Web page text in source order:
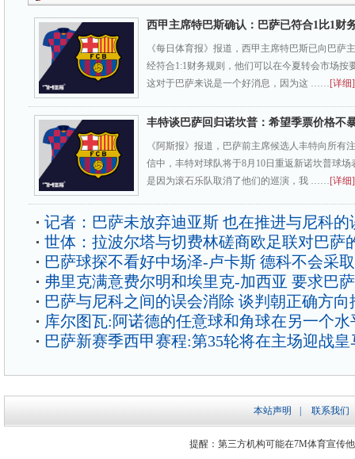
西甲主席特巴斯确认：巴萨已符合1比1财
《每日体育报》报道，西甲主席特巴斯已向巴萨
经符合1:1财务规则，他们可以在今夏转会市场按
这对于巴萨来说是一个好消息，因为这 ……[详细]
丰特谈巴萨回归诺坎普：希望季票价格不
《阿斯报》报道，巴萨前主席候选人丰特向所有
信中，丰特对球队将于8月10日重返新诺坎普球场
是因为滚石乐队取消了他们的巡演，我 ……[详细]
记者：巴萨未放弃迪亚斯 也在推进与尼科的
世体：拉波尔塔与切费林磋商欧足联对巴萨
巴萨球探不看好中场泽-卢卡斯 德科不会采
弗里克满意费尔明和埃里克-加西亚 要求巴
巴萨与尼科之间的误会消除 谈判朝正确方向
库尔图瓦:阿诺德的任意球和角球在另一个水
巴萨新赛季西甲赛程:第35轮将在主场迎战皇
本站声明 联系我们
提醒：第三方机构可能在7M体育宣传